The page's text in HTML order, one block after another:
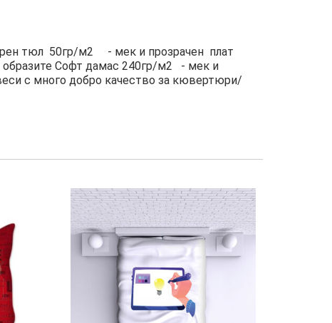
тюл 50гр/м2 - мек и прозрачен плат
образите Софт дамас 240гр/м2 - мек и
с много добро качество за кювертюри/